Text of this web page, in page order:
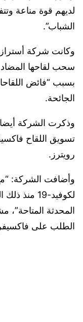
لديهم قوة مناعة
الشباب”.
وكانت شركة
بسبب “فائض
الجائحة.
وذكرت الشركة
تسويق اللقاح
رويترز.
وأضافت الشركة:
لكوفيد-19
المحدثة
الطلب على